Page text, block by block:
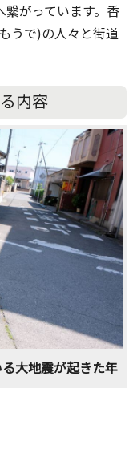
がっています。香
うで)の人々と街道
内容
大地震が起きた年